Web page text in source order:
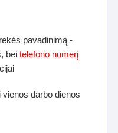
pavadinimą -
beitelefono numerį
darbo dienos